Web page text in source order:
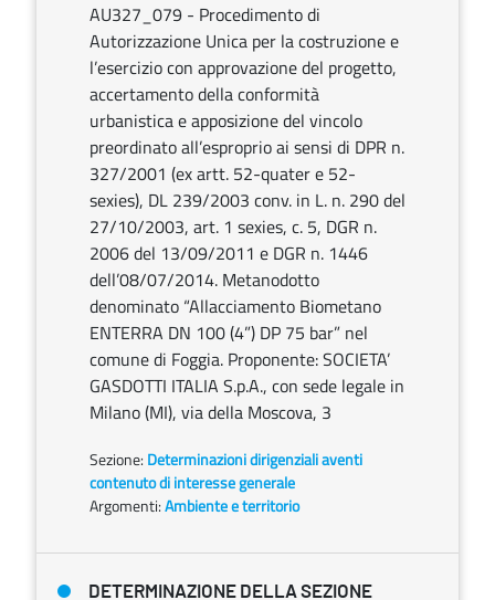
AU327_079 - Procedimento di
Autorizzazione Unica per la costruzione e
l’esercizio con approvazione del progetto,
accertamento della conformità
urbanistica e apposizione del vincolo
preordinato all’esproprio ai sensi di DPR n.
327/2001 (ex artt. 52-quater e 52-
sexies), DL 239/2003 conv. in L. n. 290 del
27/10/2003, art. 1 sexies, c. 5, DGR n.
2006 del 13/09/2011 e DGR n. 1446
dell’08/07/2014. Metanodotto
denominato “Allacciamento Biometano
ENTERRA DN 100 (4”) DP 75 bar” nel
comune di Foggia. Proponente: SOCIETA’
GASDOTTI ITALIA S.p.A., con sede legale in
Milano (MI), via della Moscova, 3
Sezione: Determinazioni dirigenziali aventi
contenuto di interesse generale
Argomenti:Ambiente e territorio
DETERMINAZIONE DELLA SEZIONE